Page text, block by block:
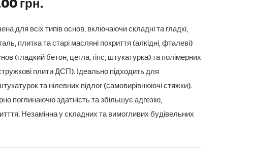
від
1,320.00 грн.
до
9,900.00 грн.
для всіх типів основ, включаючи складні та гладкі,
плитка та старі масляні покриття (алкідні, фталеві)
(гладкий бетон, цегла, гіпс, штукатурка) та полімерних
плити ДСП). Ідеально підходить для
та нілевних підлог (самовирівнюючі стяжки).
поглинаючю здатність та збільшує адгезію,
Незамінна у складних та вимогливих будівельних